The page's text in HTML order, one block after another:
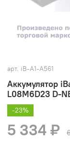
арт. iB-A1-A561
Аккумулятор
L08M6D23 D-
-23%
5 334 ₽